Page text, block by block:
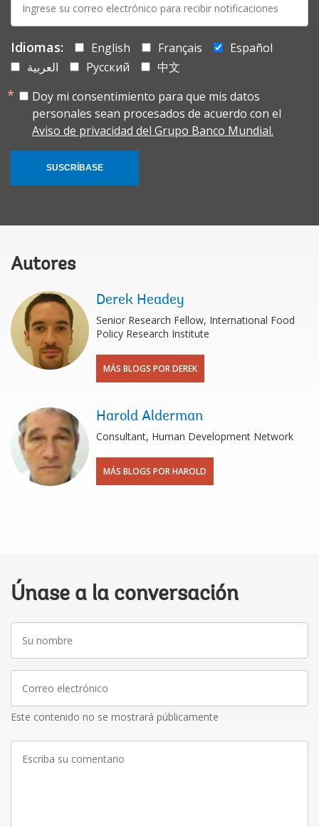
mail:
Idiomas: English Français
Español
العربية
Русский
中文
Doy mi consentimiento para que mis datos
personales sean procesados de acuerdo con el
Aviso de privacidad del Grupo Banco Mundial.
SUSCRÍBASE
Autores
Derek Headey
Senior Research Fellow, International Food
Policy Research Institute
MÁS BLOGS POR DEREK
Harold Alderman
Consultant, Human Development Network
MÁS BLOGS POR HAROLD
Únase a la conversación
nombre
electrónico
Este contenido no se mostrará públicamente